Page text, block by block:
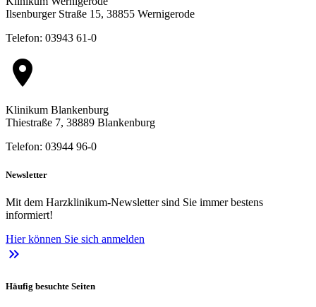
Ilsenburger Straße 15, 38855 Wernigerode
Telefon: 03943 61-0
location_on
Klinikum Blankenburg
Thiestraße 7, 38889 Blankenburg
Telefon: 03944 96-0
Newsletter
Mit dem Harzklinikum-Newsletter sind Sie immer bestens
informiert!
Hier können Sie sich anmelden
keyboard_double_arrow_right
Häufig besuchte Seiten